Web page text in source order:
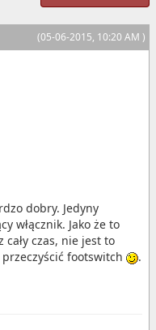
(05-06-2015, 10:20 AM )
dobry. Jedyny
włącznik. Jako że to
cały czas, nie jest to
footswitch
.